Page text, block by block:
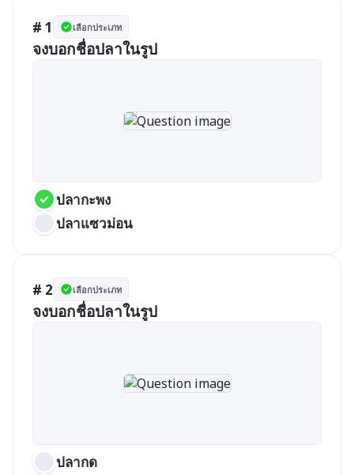
# 1 เลือกประเภท
จงบอกชื่อปลาในรูป
ปลากะพง
ปลาแซวม่อน
# 2 เลือกประเภท
จงบอกชื่อปลาในรูป
ปลากด